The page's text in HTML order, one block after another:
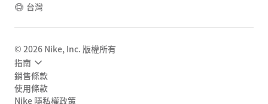
台灣
© 2026 Nike, Inc. 版權所有
指南
銷售條款
使用條款
Nike 隱私權政策